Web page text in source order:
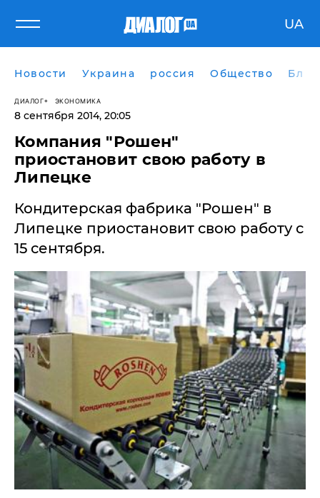
UA
Новости Украина россия Общество
ДИАЛОГ ЭКОНОМИКА
8 сентября 2014, 20:05
Компания "Рошен"
приостановит свою работу в
Липецке
Кондитерская фабрика "Рошен" в
Липецке приостановит свою работу с
15 сентября.